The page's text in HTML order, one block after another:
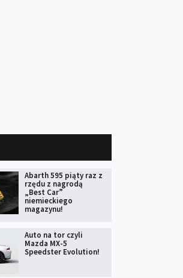
Abarth 595 piąty raz z
rzędu z nagrodą
„Best Car”
niemieckiego
magazynu!
Auto na tor czyli
Mazda MX-5
Speedster Evolution!